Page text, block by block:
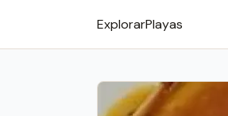
ExplorarPlayas